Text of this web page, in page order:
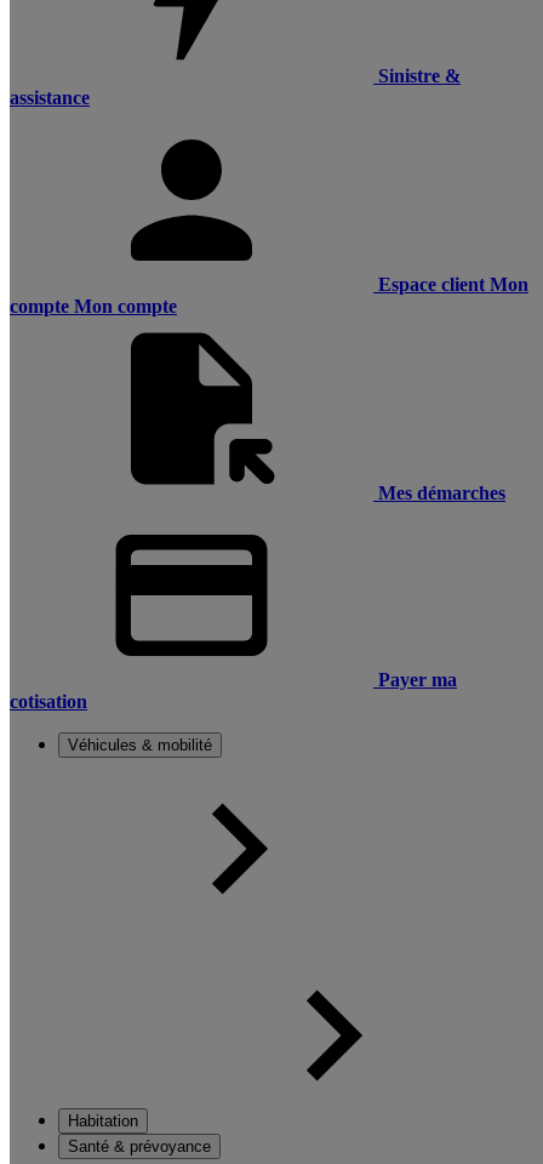
Sinistre &
assistance
Espace client Mon
compte Mon compte
Mes démarches
Payer ma
cotisation
Véhicules & mobilité
Habitation
Santé & prévoyance